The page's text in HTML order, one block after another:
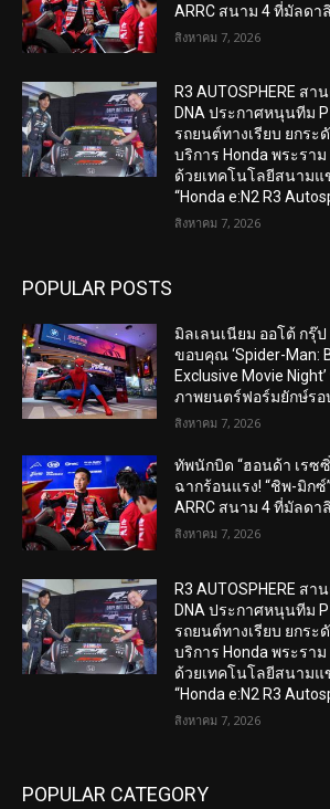
ARRC สนาม 4 ที่มัลดา
สิงหาคม 7, 2026
R3 AUTOSPHERE สา
DNA ประกาศหนุนทีม
รถยนต์ทางเรียบ ยกร
บริการ Honda พระรา
ด้วยเทคโนโลยีสนามแ
“Honda e:N2 R3
สิงหาคม 7, 2026
POPULAR POSTS
มิลเลนเนียม ออโต้ กรุ๊
ขอบคุณ ‘Spider-Man:
Exclusive Movie
ภาพยนตร์ฟอร์มยักษ์รอ
สิงหาคม 7, 2026
ทัพนักบิด “ฮอนด้า เรซ
ฉากร้อนแรง! “ชิพ-มิกซ์
ARRC สนาม 4 ที่มัลดา
สิงหาคม 7, 2026
R3 AUTOSPHERE สา
DNA ประกาศหนุนทีม
รถยนต์ทางเรียบ ยกร
บริการ Honda พระรา
ด้วยเทคโนโลยีสนามแ
“Honda e:N2 R3
สิงหาคม 7, 2026
POPULAR CATEGORY